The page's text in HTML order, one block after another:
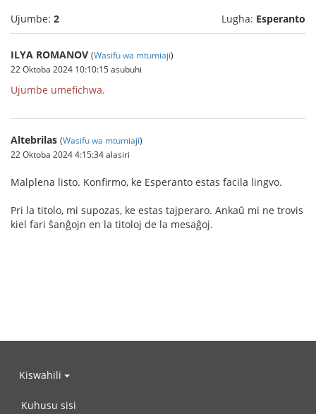
Ujumbe: 2 Lugha: Esperanto
ILYA ROMANOV (Wasifu wa mtumiaji)
22 Oktoba 2024 10:10:15 asubuhi
Ujumbe umefichwa.
Altebrilas (Wasifu wa mtumiaji)
22 Oktoba 2024 4:15:34 alasiri
Malplena listo. Konfirmo, ke Esperanto estas facila lingvo.
Pri la titolo, mi supozas, ke estas tajperaro. Ankaŭ mi ne trovis
kiel fari ŝanĝojn en la titoloj de la mesaĝoj.
Kiswahili
Kuhusu sisi